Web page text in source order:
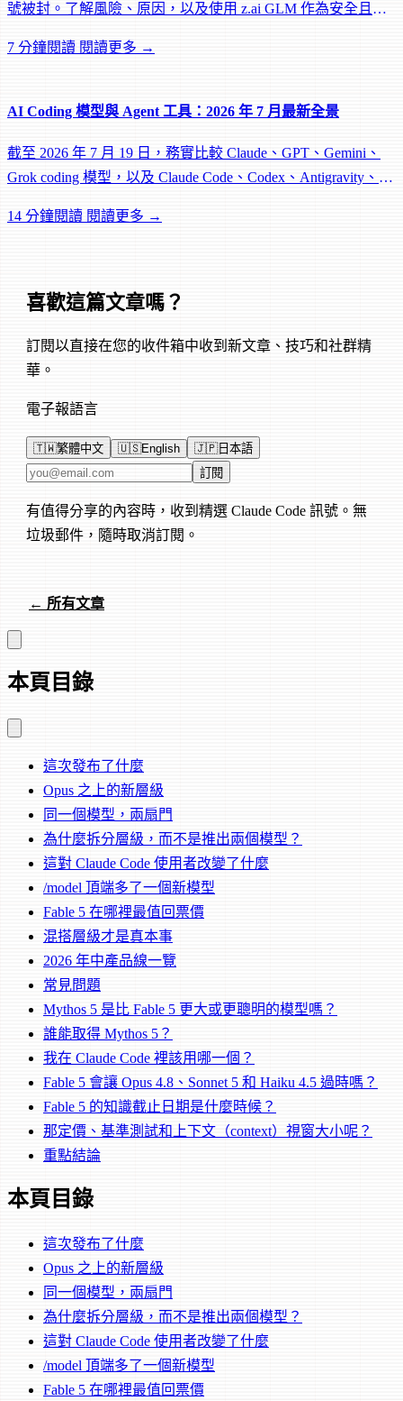
號被封。了解風險、原因，以及使用 z.ai GLM 作為安全且便
7 分鐘閱讀 閱讀更多 →
AI Coding 模型與 Agent 工具：2026 年 7 月最新全景
截至 2026 年 7 月 19 日，務實比較 Claude、GPT、Gemini、
Grok coding 模型，以及 Claude Code、Codex、Antigravity、
14 分鐘閱讀 閱讀更多 →
喜歡這篇文章嗎？
訂閱以直接在您的收件箱中收到新文章、技巧和社群精
華。
電子報語言
🇹🇼繁體中文 🇺🇸English 🇯🇵日本語
電子郵件地址 訂閱
有值得分享的內容時，收到精選 Claude Code 訊號。無
垃圾郵件，隨時取消訂閱。
← 所有文章
本頁目錄
這次發布了什麼
Opus 之上的新層級
同一個模型，兩扇門
為什麼拆分層級，而不是推出兩個模型？
這對 Claude Code 使用者改變了什麼
/model 頂端多了一個新模型
Fable 5 在哪裡最值回票價
混搭層級才是真本事
2026 年中產品線一覽
常見問題
Mythos 5 是比 Fable 5 更大或更聰明的模型嗎？
誰能取得 Mythos 5？
我在 Claude Code 裡該用哪一個？
Fable 5 會讓 Opus 4.8、Sonnet 5 和 Haiku 4.5 過時嗎？
Fable 5 的知識截止日期是什麼時候？
那定價、基準測試和上下文（context）視窗大小呢？
重點結論
本頁目錄
這次發布了什麼
Opus 之上的新層級
同一個模型，兩扇門
為什麼拆分層級，而不是推出兩個模型？
這對 Claude Code 使用者改變了什麼
/model 頂端多了一個新模型
Fable 5 在哪裡最值回票價